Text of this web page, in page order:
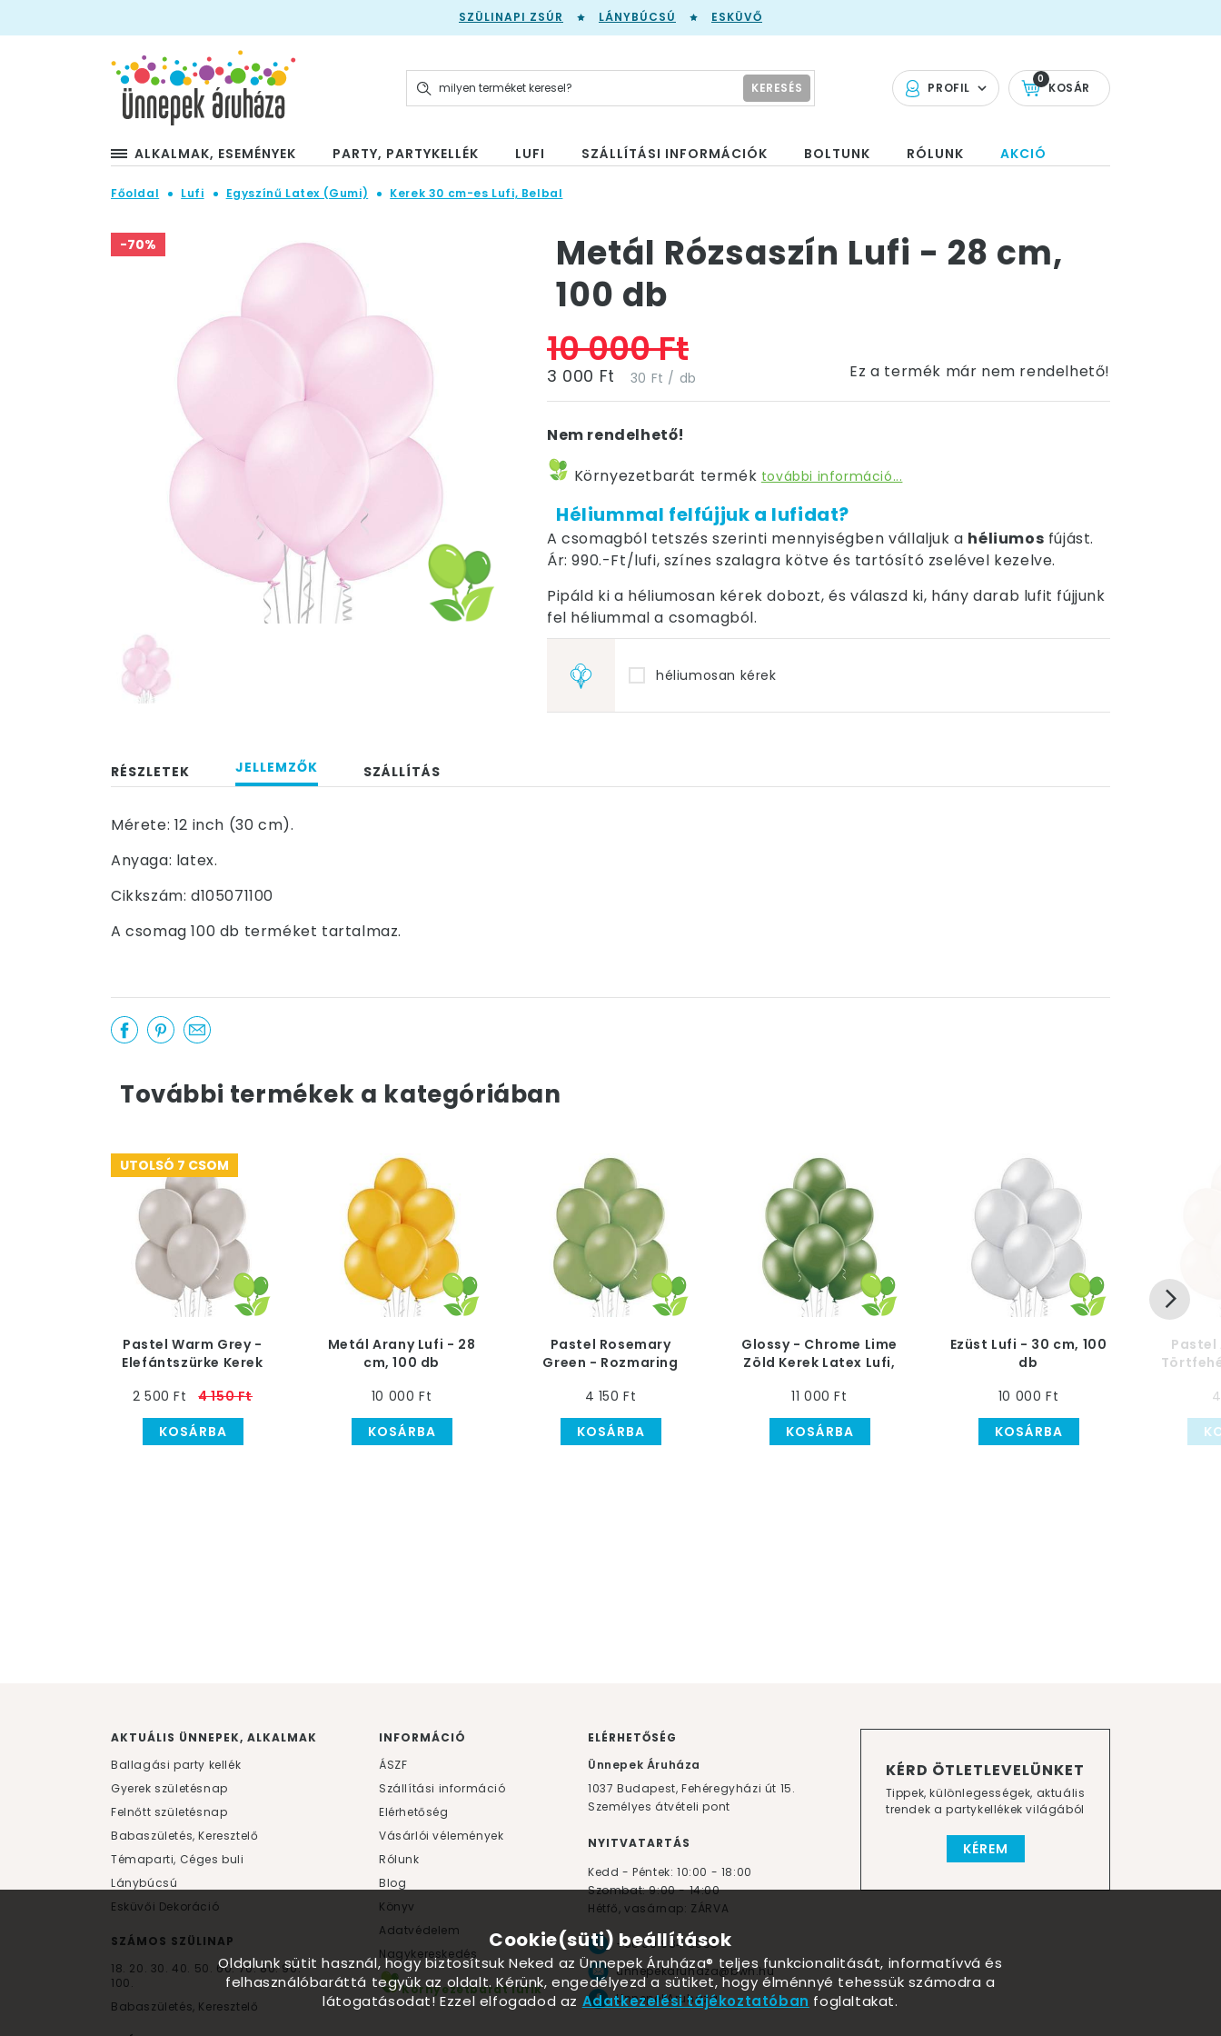
SZÜLINAPI ZSÚR LÁNYBÚCSÚ ESKÜVŐ
PROFIL KOSÁR
0
KERESÉS
ALKALMAK, ESEMÉNYEK PARTY, PARTYKELLÉK LUFI SZÁLLÍTÁSI INFORMÁCIÓK BOLTUNK RÓLUNK AKCIÓ
Főoldal Lufi Egyszínű Latex (Gumi) Kerek 30 cm-es Lufi, Belbal
-70%
Metál Rózsaszín Lufi - 28 cm,
100 db
10 000 Ft
3 000 Ft 30 Ft / db Ez a termék már nem rendelhető!
Nem rendelhető!
Környezetbarát termék további információ...
Héliummal felfújjuk a lufidat?
A csomagból tetszés szerinti mennyiségben vállaljuk a héliumos fújást.
Ár: 990.-Ft/lufi, színes szalagra kötve és tartósító zselével kezelve.
Pipáld ki a héliumosan kérek dobozt, és válaszd ki, hány darab lufit fújjunk
fel héliummal a csomagból.
héliumosan kérek
RÉSZLETEK JELLEMZŐK SZÁLLÍTÁS
Mérete: 12 inch (30 cm).
Anyaga: latex.
Cikkszám: d105071100
A csomag 100 db terméket tartalmaz.
További termékek a kategóriában
UTOLSÓ 7 CSOM
Pastel Warm Grey -
Elefántszürke Kerek
2 500 Ft
4 150 Ft
KOSÁRBA
Metál Arany Lufi - 28
cm, 100 db
10 000 Ft
KOSÁRBA
Pastel Rosemary
Green - Rozmaring
cm, 50 db
4 150 Ft
KOSÁRBA
Glossy - Chrome Lime
Zöld Kerek Latex Lufi,
11 000 Ft
KOSÁRBA
Ezüst Lufi - 30 cm, 100
db
10 000 Ft
KOSÁRBA
KÉRD ÖTLETLEVELÜNKET
Tippek, különlegességek, aktuális
trendek a partykellékek világából
KÉREM
AKTUÁLIS ÜNNEPEK, ALKALMAK
Ballagási party kellék
Gyerek születésnap
Felnőtt születésnap
Babaszületés, Keresztelő
Témaparti, Céges buli
Lánybúcsú
Esküvői Dekoráció
SZÁMOS SZÜLINAP
18. 20. 30. 40. 50. 60.70.80.90.
100.
Babaszületés, Keresztelő
INFORMÁCIÓ
ÁSZF
Szállítási információ
Elérhetőség
Vásárlói vélemények
Rólunk
Blog
Könyv
Adatvédelem
Nagykereskedés
Környezetbarát lufik
ELÉRHETŐSÉG
Ünnepek Áruháza
1037 Budapest, Fehéregyházi út 15.
Személyes átvételi pont
NYITVATARTÁS
Kedd - Péntek: 10:00 - 18:00
Szombat: 9:00 - 14:00
Hétfő, vasárnap: ZÁRVA
+36 30 984 6955
unnepekaruhaza@bwh.hu
UnnepekAruhaza
Cookie(süti) beállítások
Oldalunk sütit használ, hogy biztosítsuk Neked az Ünnepek Áruháza® teljes funkcionalitását, informatívvá és
felhasználóbaráttá tegyük az oldalt. Kérünk, engedélyezd a sütiket, hogy élménnyé tehessük számodra a
látogatásodat! Ezzel elfogadod az Adatkezelési tájékoztatóban foglaltakat.